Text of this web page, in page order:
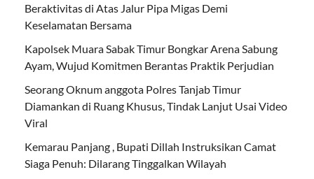
Beraktivitas di Atas Jalur Pipa Migas Demi
Keselamatan Bersama
Kapolsek Muara Sabak Timur Bongkar Arena Sabung
Ayam, Wujud Komitmen Berantas Praktik Perjudian
Seorang Oknum anggota Polres Tanjab Timur
Diamankan di Ruang Khusus, Tindak Lanjut Usai Video
Viral
Kemarau Panjang , Bupati Dillah Instruksikan Camat
Siaga Penuh: Dilarang Tinggalkan Wilayah